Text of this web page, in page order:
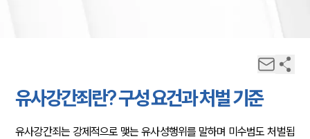
유사강간죄란? 구성 요건과 처벌 기준
유사강간죄는 강제적으로 맺는 유사성행위를 말하며 미수범도 처벌됩